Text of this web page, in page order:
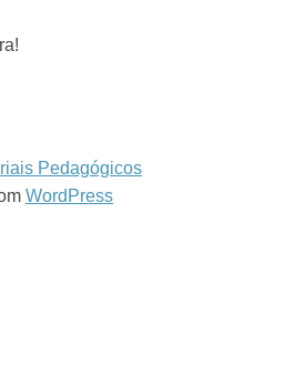
Pedagógicos
WordPress